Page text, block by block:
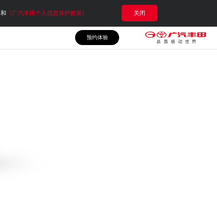
《广汽丰田个人信息保护政策》 关闭
预约体验